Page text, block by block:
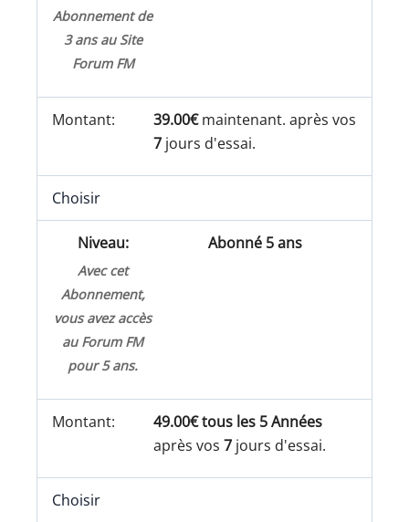
Abonnement de
3 ans au Site
Forum FM
39.00€maintenant. après vos
7 jours d'essai.
Choisir
Abonné 5 ans
Avec cet
Abonnement,
vous avez accès
au Forum FM
pour 5 ans.
49.00€ tous les 5 Années
après vos7 jours d'essai.
Choisir